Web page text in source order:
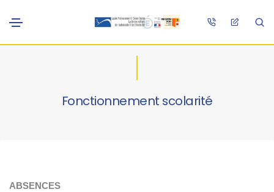
Fonctionnement scolarité
ABSENCES